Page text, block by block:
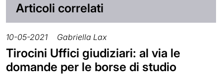
Articoli correlati
10-05-2021 Gabriella Lax
Tirocini Uffici giudiziari: al via le
domande per le borse di studio